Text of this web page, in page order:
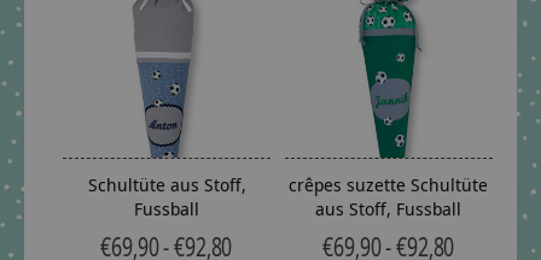
Schultüte aus Stoff,
Fussball
€69,90 - €92,80
crêpes suzette Schultüte
aus Stoff, Fussball
€69,90 - €92,80